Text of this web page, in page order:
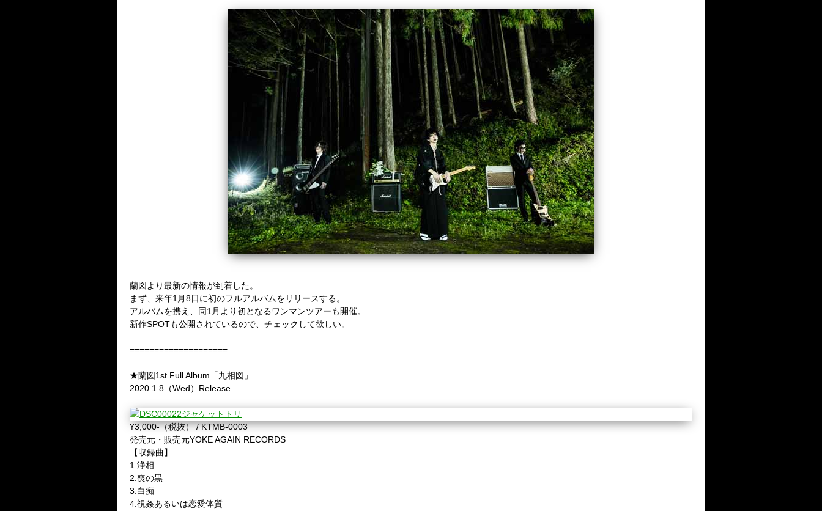
蘭図より最新の情報が到着した。
まず、来年1月8日に初のフルアルバムをリリースする。
アルバムを携え、同1月より初となるワンマンツアーも開催。
新作SPOTも公開されているので、チェックして欲しい。
====================
★蘭図1st Full Album「九相図」
2020.1.8（Wed）Release
¥3,000-（税抜） / KTMB-0003
発売元・販売元YOKE AGAIN RECORDS
【収録曲】
1.浄相
2.喪の黒
3.白痴
4.視姦あるいは恋愛体質